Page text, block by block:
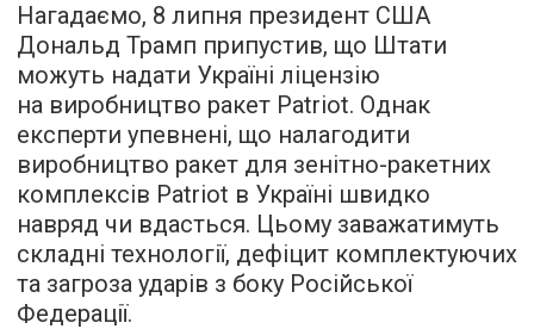
Нагадаємо, 8 липня президент США
Дональд Трамп припустив, що Штати
можуть надати Україні ліцензію
на виробництво ракет Patriot. Однак
експерти упевнені, що налагодити
виробництво ракет для зенітно-ракетних
комплексів Patriot в Україні швидко
навряд чи вдасться. Цьому заважатимуть
складні технології, дефіцит комплектуючих
та загроза ударів з боку Російської
Федерації.